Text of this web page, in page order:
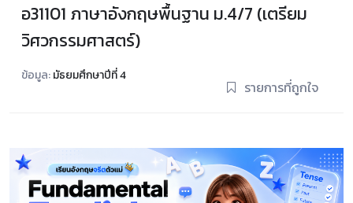
อ31101 ภาษาอังกฤษพื้นฐาน ม.4/7 (เตรียม
วิศวกรรมศาสตร์)
ข้อมูล:มัธยมศึกษาปีที่ 4
รายการที่ถูกใจ